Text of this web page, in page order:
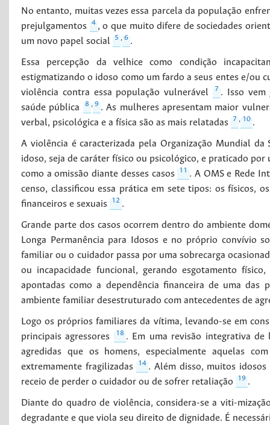
No entanto, muitas vezes essa parcela da população
prejulgamentos
4 , o que muito difere de sociedades
um novo papel social
5 , 6 .
Essa percepção da velhice como condição
estigmatizando o idoso como um fardo a seus entes e/ou
violência contra essa população vulnerável
7 . Isso vem
saúde pública
8 , 9 . As mulheres apresentam maior
verbal, psicológica e a física são as mais relatadas 7 , 10 .
A violência é caracterizada pela Organização Mundial
idoso, seja de caráter físico ou psicológico, e praticado
como a omissão diante desses casos
11 . A OMS e Rede
censo, classificou essa prática em sete tipos: os físicos,
financeiros e sexuais
12 .
Grande parte dos casos ocorrem dentro do ambiente
Longa Permanência para Idosos e no próprio convívio
familiar ou o cuidador passa por uma sobrecarga
ou incapacidade funcional, gerando esgotamento
apontadas como a dependência financeira de uma
ambiente familiar desestruturado com antecedentes de
Logo os próprios familiares da vítima, levando-se em
principais agressores
18 . Em uma revisão integrativa
agredidas que os homens, especialmente aquelas
extremamente fragilizadas
14 . Além disso, muitos
receio de perder o cuidador ou de sofrer retaliação
19 .
Diante do quadro de violência, considera-se a viti-
degradante e que viola seu direito de dignidade. É